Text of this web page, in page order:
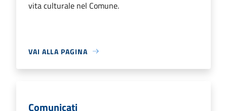
vita culturale nel Comune.
VAI ALLA PAGINA
Comunicati